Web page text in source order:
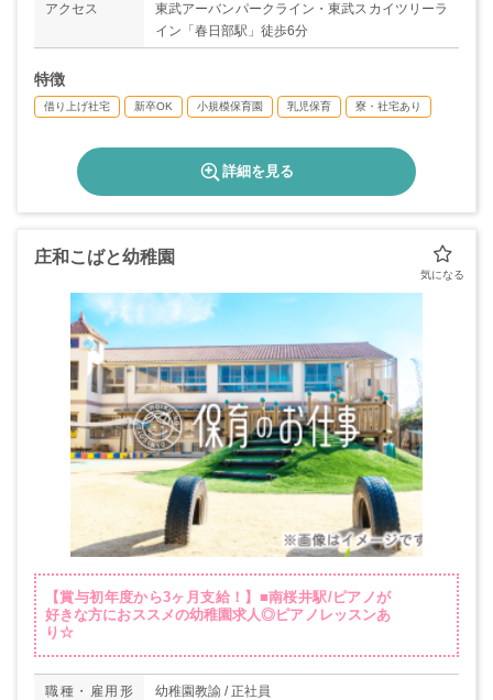
アクセス
東武アーバンパークライン・東武スカイツリーラ
イン「春日部駅」徒歩6分
特徴
借り上げ社宅 新卒OK 小規模保育園 乳児保育 寮・社宅あり
詳細を見る
庄和こばと幼稚園
【賞与初年度から3ヶ月支給！】■南桜井駅/ピアノが
好きな方におススメの幼稚園求人◎ピアノレッスンあ
り☆
職種・雇用形
幼稚園教諭 / 正社員